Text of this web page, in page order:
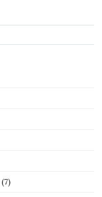
(7)